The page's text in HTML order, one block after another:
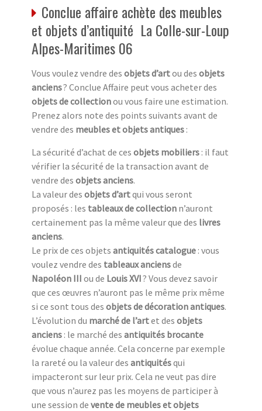
Conclue affaire achète des meubles
et objets d’antiquité La Colle-sur-Loup
Alpes-Maritimes 06
Vous voulez vendre des objets d’artou des objets
anciens? Conclue Affaire peut vous acheter des
objets de collectionou vous faire une estimation.
Prenez alors note des points suivants avant de
vendre des meubles et objets antiques :
La sécurité d’achat de ces objets mobiliers : il faut
vérifier la sécurité de la transaction avant de
vendre des objets anciens.
La valeur des objets d’artqui vous seront
proposés : les tableaux de collection n’auront
certainement pas la même valeur que des livres
anciens.
Le prix de ces objets antiquités catalogue : vous
voulez vendre des tableaux anciensde
Napoléon III ou de Louis XVI? Vous devez savoir
que ces œuvres n’auront pas le même prix même
si ce sont tous des objets de décoration antiques.
L’évolution du marché de l’artet des objets
anciens : le marché des antiquités brocante
évolue chaque année. Cela concerne par exemple
la rareté ou la valeur des antiquitésqui
impacteront sur leur prix. Cela ne veut pas dire
que vous n’aurez pas les moyens de participer à
une session de vente de meubles et objets